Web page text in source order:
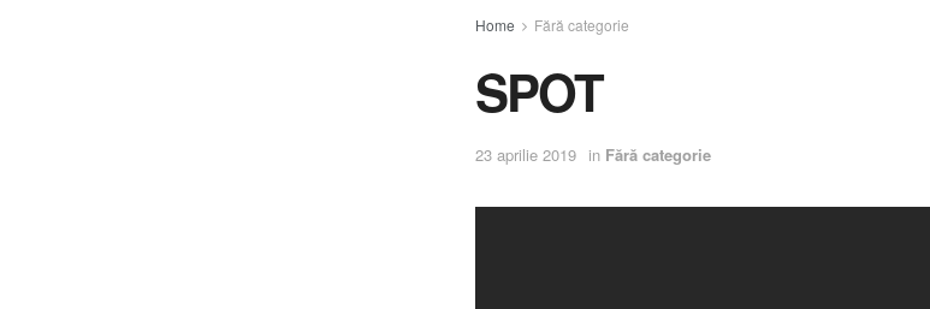
Home Fără categorie
SPOT
23 aprilie 2019 in Fără categorie